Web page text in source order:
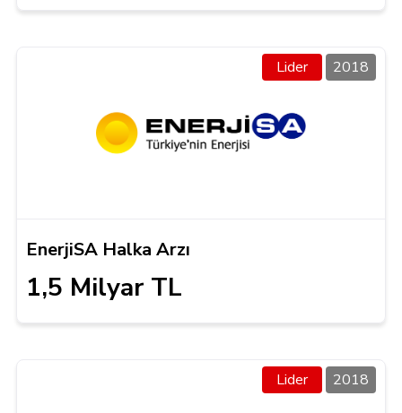
Lider 2018
EnerjiSA Halka Arzı
1,5 Milyar TL
Lider 2018